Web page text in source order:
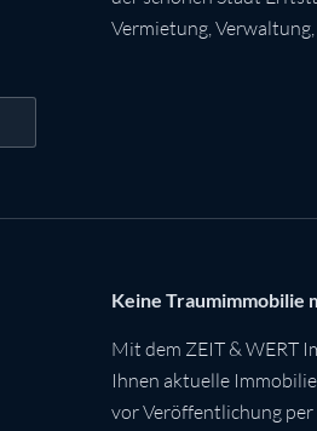
Vermietung,
Keine Traumimmobilie
Mit dem ZEIT & WERT
Ihnen aktuelle
vor Veröffentlichung